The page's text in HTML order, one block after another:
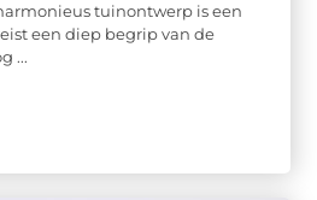
tuinontwerp is een
een diep begrip van de
...